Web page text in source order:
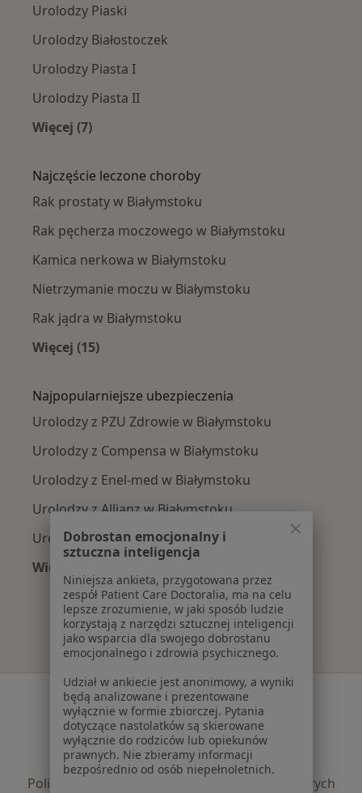
Urolodzy Piaski
Urolodzy Białostoczek
Urolodzy Piasta I
Urolodzy Piasta II
Więcej (7)
Najczęście leczone choroby
Rak prostaty w Białymstoku
Rak pęcherza moczowego w Białymstoku
Kamica nerkowa w Białymstoku
Nietrzymanie moczu w Białymstoku
Rak jądra w Białymstoku
Więcej (15)
Najpopularniejsze ubezpieczenia
Urolodzy z PZU Zdrowie w Białymstoku
Urolodzy z Compensa w Białymstoku
Urolodzy z Enel-med w Białymstoku
Urolodzy z Allianz w Białymstoku
Urolodzy z POLMED w Białymstoku
Więcej (2)
Więcej w kategorii: Najpopularniejsze
Serwis
Regulamin
Polityka prywatności pacjentów
Polityka prywatności profesjonalistów
Polityka prywatności dla profesjonalistów, których
Dobrostan emocjonalny i
sztuczna inteligencja
Niniejsza ankieta, przygotowana przez
zespół Patient Care Doctoralia, ma na celu
lepsze zrozumienie, w jaki sposób ludzie
korzystają z narzędzi sztucznej inteligencji
jako wsparcia dla swojego dobrostanu
emocjonalnego i zdrowia psychicznego.
Udział w ankiecie jest anonimowy, a wyniki
będą analizowane i prezentowane
wyłącznie w formie zbiorczej. Pytania
dotyczące nastolatków są skierowane
wyłącznie do rodziców lub opiekunów
prawnych. Nie zbieramy informacji
bezpośrednio od osób niepełnoletnich.